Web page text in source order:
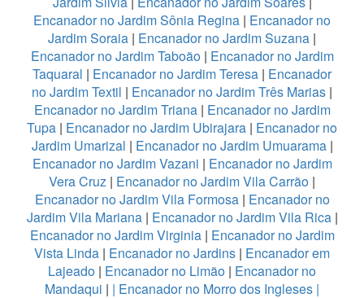
Encanador no Jardim Sônia Regina | Encanador no
Jardim Soraia | Encanador no Jardim Suzana |
Encanador no Jardim Taboão| Encanador no Jardim
Taquaral | Encanador no Jardim Teresa | Encanador
no Jardim Textil | Encanador no Jardim Três Marias |
Encanador no Jardim Triana| Encanador no Jardim
Tupa | Encanador no Jardim Ubirajara | Encanador no
Jardim Umarizal | Encanador no Jardim Umuarama|
Encanador no Jardim Vazani | Encanador no Jardim
Vera Cruz | Encanador no Jardim Vila Carrão |
Encanador no Jardim Vila Formosa| Encanador no
Jardim Vila Mariana| Encanador no Jardim Vila Rica|
Encanador no Jardim Virginia| Encanador no Jardim
Vista Linda | Encanador no Jardins | Encanador em
Lajeado | Encanador no Limão | Encanador no
Mandaqui | | Encanador no Morro dos Ingleses |